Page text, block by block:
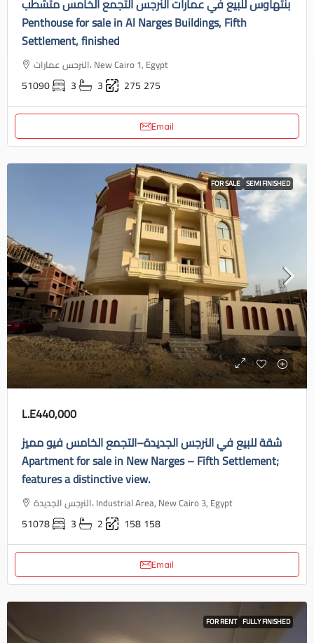
بنتهاوس للبيع في عمارات النرجس التجمع الخامس متشطب
Penthouse for sale in Al Narges Buildings, Fifth
Settlement, finished
النرجس عمارات، New Cairo 1, Egypt
51090 3 3 275 275
Email
FOR SALE SEMI FINISHED
L.E440,000
شقة للبيع في النرجس الجديدة–التجمع الخامس فيو مميز
Apartment for sale in New Narges – Fifth Settlement;
features a distinctive view.
النرجس الجديدة، Industrial Area, New Cairo 3, Egypt
51078 3 2 158158
Email
FOR RENT FULLY FINISHED